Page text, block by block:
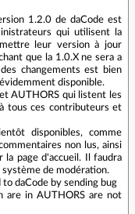
1.2.0 de daCode est
qui utilisent la
leur version à jour
que la 1.0.X ne sera a
changements est bien
disponible.
AUTHORS qui listent les
tous ces contributeurs et
disponibles, comme
non lus, ainsi
page d'accueil. Il faudra
de modération.
daCode by sending bug
are in AUTHORS are not